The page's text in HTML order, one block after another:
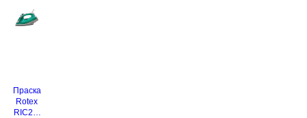
Праска
Rotex
RIC21-